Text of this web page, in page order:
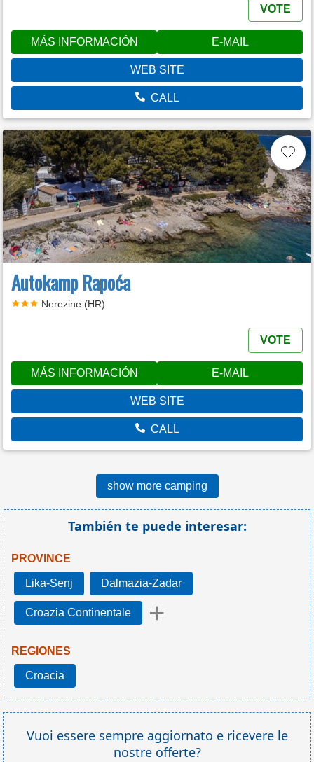
VOTE
MÁS INFORMACIÓN E-MAIL
WEB SITE
CALL
Autokamp Rapoća
Nerezine (HR)
VOTE
MÁS INFORMACIÓN E-MAIL
WEB SITE
CALL
show more camping
También te puede interesar:
PROVINCE
Lika-Senj Dalmazia-Zadar
Croazia Continentale +
REGIONES
Croacia
Vuoi essere sempre aggiornato e ricevere le
nostre offerte?